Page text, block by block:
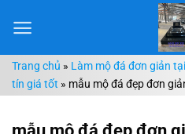
đến
dungTrang chủ » Làm mộ đá đơn giản
tín giá tốt » mẫu mộ đá đẹp đơn